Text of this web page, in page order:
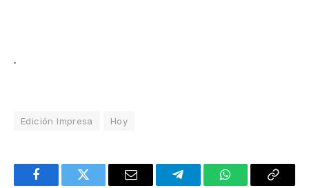
.
Edición Impresa Hoy
FacebookTwitter Email TelegramWhatsAppCopy